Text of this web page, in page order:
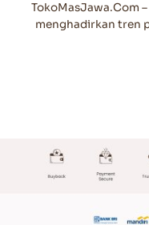
TokoMasJawa.Com
menghadirkan tren